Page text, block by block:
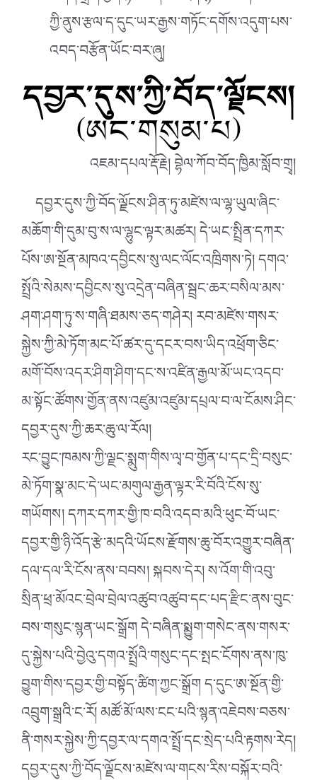
ཀྱི་ནུས་རྩལ་ད་དུང་ཡར་རྒྱས་གཏོང་དགོས་འདུག་པས་
འབད་བརྩོན་ཡོང་བར་ཞུ།
དབྱར་དུས་ཀྱི་བོད་ལྗོངས།
(ཨང་གསུམ་པ)
འཇམ་དཔལ་རྡོ་རྗེ། བྷེལ་ཀོབ་བོད་ཁྱིམ་སློབ་གྲྭ།
དབྱར་དུས་ཀྱི་བོད་ལྗོངས་ཤིན་ཏུ་མཛེས་ལ་ལྷ་ཡུལ་ཞིང་
མཆོག་གི་དུམ་བུ་ས་ལ་ལྷུང་ལྟར་མཚར། དེ་ཡང་སྤྲིན་དཀར་
པོས་ཨ་སྔོན་མཁའ་དབྱིངས་སུ་ལང་ལོང་འཁྲིགས་ཏེ། དགའ་
སྤྲོའི་སེམས་དབྱིངས་སུ་འདྲེན་བཞིན་སྦྲང་ཆར་བསིལ་མས་
ཤག་ཤག་ཏུ་ས་གཞི་ཐམས་ཅད་གཤེར། རབ་མཛེས་གསར་
སྐྱེས་ཀྱི་མེ་ཏོག་མང་པོ་ཚར་དུ་དངར་བས་ཡིད་འཕྲོག་ཅིང་
མགོ་བོས་འདར་ཤིག་ཤིག་དང་ས་འཛིན་རྒྱལ་མོ་ཡང་འདབ་
མ་སྟོང་ཚོགས་གྱོན་ནས་འཛུམ་འཛུམ་དཔྲལ་བ་ལ་ངོམས་ཤིང་
དབྱར་དུས་ཀྱི་ཆར་ཆུ་ལ་རོལ།
རང་བྱུང་ཁམས་ཀྱི་ལྗང་སྨུག་གིས་ལྭ་བ་གྱོན་པ་དང་དྲི་བསུང་
མེ་ཏོག་སྣ་མང་དེ་ཡང་མགུལ་རྒྱན་ལྟར་རི་བོའི་ངོས་སུ་
གཡོགས། དཀར་དཀར་གྱི་ཁ་བའི་འདབ་མའི་ཕུང་བོ་ཡང་
དབྱར་གྱི་ཉི་འོད་རྩེ་མདའི་ཡོངས་རྫོགས་ཆུ་བོར་འགྱུར་བཞིན་
དལ་དལ་རི་ངོས་ནས་བབས། སྐབས་དེར། ས་འོག་གི་འབུ་
སྲིན་ཕྲ་མོའང་བྲེལ་བྲེལ་འཚུབ་འཚུབ་དང་པད་རྫིང་ནས་བུང་
བས་གསུང་སྙན་ཡང་སྒྲོག དེ་བཞིན་སྨྱུག་གསེང་ནས་གསར་
དུ་སྐྱེས་པའི་བྱེའུ་དགའ་སྤྲོའི་གསུང་དང་སྤང་ངོགས་ནས་ཁུ་
བྱུག་གིས་དབྱར་གྱི་བསྟོད་ཚིག་ཀྱང་སྒྲོག ད་དུང་ཨ་སྔོན་གྱི་
འབྲུག་སྒྲའི་ང་རོ། མཚོ་མོ་ལས་ངང་པའི་སྙན་འཇེབས་བཅས་
ནི་གསར་སྐྱེས་ཀྱི་དབྱར་ལ་དགའ་སྤྲོ་དང་སྲེད་པའི་རྟགས་རེད།